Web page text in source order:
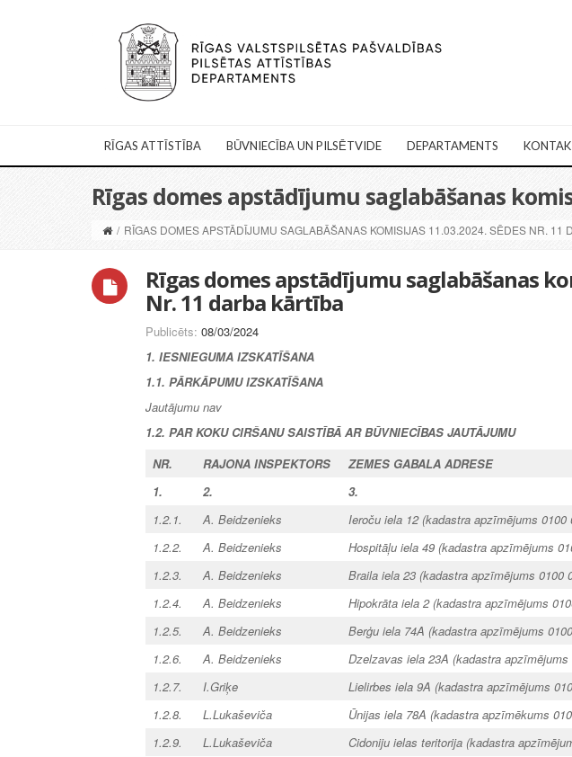
RĪGAS ATTĪSTĪBA BŪVNIECĪBA UN PILSĒTVIDE DEPARTAMENTS
Rīgas domes apstādījumu saglabāšanas
/ RĪGAS DOMES APSTĀDĪJUMU SAGLABĀŠANAS KOMISIJAS 11.03.2024. SĒDES NR. 11
Rīgas domes apstādījumu saglabāšanas
Nr. 11 darba kārtība
Publicēts: 08/03/2024
1. IESNIEGUMA IZSKATĪŠANA
1.1. PĀRKĀPUMU IZSKATĪŠANA
Jautājumu nav
1.2. PAR KOKU CIRŠANU SAISTĪBĀ AR BŪVNIECĪBAS JAUTĀJUMU
NR.
RAJONA INSPEKTORS
ZEMES GABALA ADRESE
1.
2.
3.
1.2.1.
A. Beidzenieks
Ieroču iela 12 (kadastra apzīmējums 0100
1.2.2.
A. Beidzenieks
Hospitāļu iela 49 (kadastra apzīmējums
1.2.3.
A. Beidzenieks
Braila iela 23 (kadastra apzīmējums 0100
1.2.4.
A. Beidzenieks
Hipokrāta iela 2 (kadastra apzīmējums
1.2.5.
A. Beidzenieks
Berģu iela 74A (kadastra apzīmējums
1.2.6.
A. Beidzenieks
Dzelzavas iela 23A (kadastra apzīmējums
1.2.7.
I.Griķe
Lielirbes iela 9A (kadastra apzīmējums
1.2.8.
L.Lukaševiča
Ūnijas iela 78A (kadastra apzīmēkums
1.2.9.
L.Lukaševiča
Cidoniju ielas teritorija (kadastra